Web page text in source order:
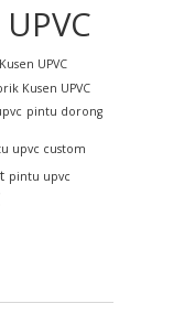
Kusen UPVC
Kusen UPVC
pintu dorong
upvc custom
pintu upvc